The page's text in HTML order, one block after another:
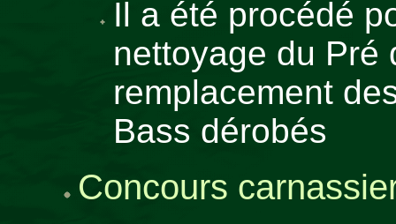
Il a été procédé
nettoyage du Pré
remplacement
Bass dérobés
Concours